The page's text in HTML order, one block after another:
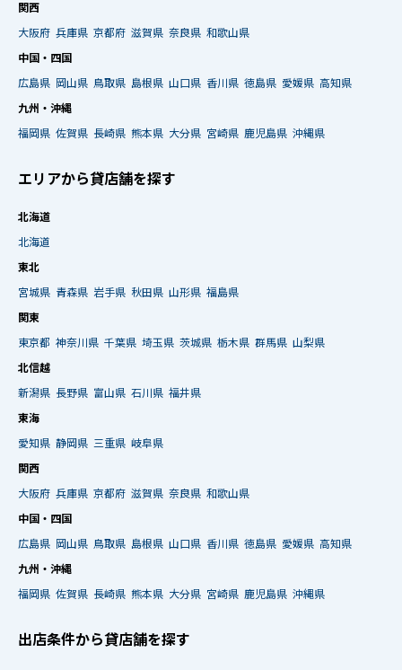
関西
大阪府 兵庫県 京都府 滋賀県 奈良県 和歌山県
中国・四国
広島県 岡山県 鳥取県 島根県 山口県 香川県 徳島県 愛媛県 高知県
九州・沖縄
福岡県 佐賀県 長崎県 熊本県 大分県 宮崎県 鹿児島県 沖縄県
エリアから貸店舗を探す
北海道
北海道
東北
宮城県 青森県 岩手県 秋田県 山形県 福島県
関東
東京都 神奈川県 千葉県 埼玉県 茨城県 栃木県 群馬県 山梨県
北信越
新潟県 長野県 富山県 石川県 福井県
東海
愛知県 静岡県 三重県 岐阜県
関西
大阪府 兵庫県 京都府 滋賀県 奈良県 和歌山県
中国・四国
広島県 岡山県 鳥取県 島根県 山口県 香川県 徳島県 愛媛県 高知県
九州・沖縄
福岡県 佐賀県 長崎県 熊本県 大分県 宮崎県 鹿児島県 沖縄県
出店条件から貸店舗を探す